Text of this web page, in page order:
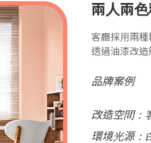
兩人兩
客廳採用兩種
透過油漆改造
品牌案例
改造空間：
環境光源：